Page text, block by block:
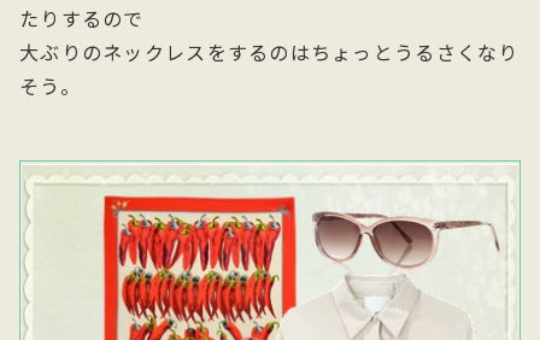
たりするので
大ぶりのネックレスをするのはちょっとうるさくなり
そう。